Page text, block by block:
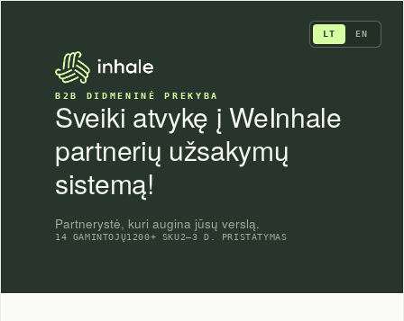
LT EN
B2B DIDMENINĖ PREKYBA
Sveiki atvykę į WeInhale
partnerių užsakymų
sistemą!
Partnerystė, kuri augina jūsų verslą.
14 GAMINTOJŲ1200+ SKU2–3 D. PRISTATYMAS